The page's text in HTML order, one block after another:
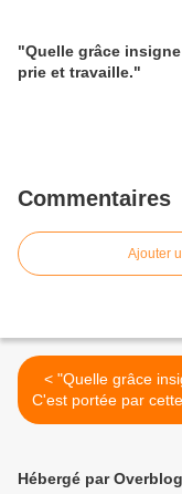
"Quelle grâce
prie et travaille."
Commentaires
Ajouter
< "Quelle grâce insigne !
C'est portée par cette
que je prie et
Hébergé par Overblog